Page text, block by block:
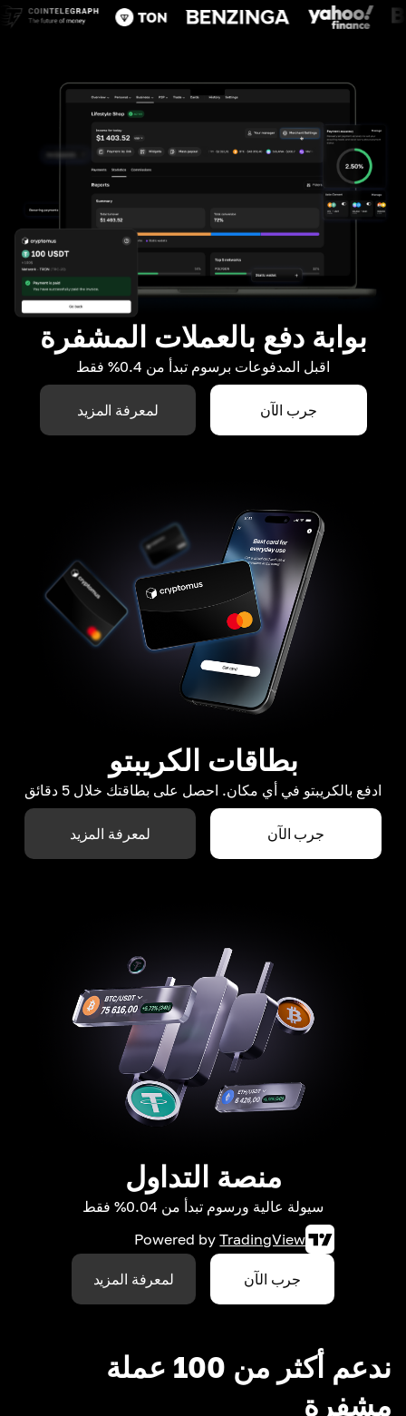
بوابة دفع بالعملات المشفرة
اقبل المدفوعات برسوم تبدأ من 0.4% فقط
جرب الآن لمعرفة المزيد
بطاقات الكريبتو
ادفع بالكريبتو في أي مكان. احصل على بطاقتك خلال 5 دقائق
جرب الآن لمعرفة المزيد
منصة التداول
سيولة عالية ورسوم تبدأ من 0.04% فقط
Powered by TradingView
جرب الآن لمعرفة المزيد
ندعم أكثر من 100 عملة
مشفرة